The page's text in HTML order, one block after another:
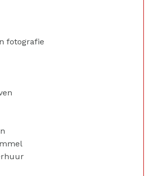
fotografie